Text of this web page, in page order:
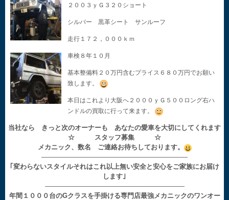
２００３ｙＧ３２０ショート
シルバー 黒革シート サンルーフ
走行１７２，０００ｋｍ
車検８年１０月
基本整備料２０万円含むプライス６８０万円でお願い
致します。
本日はこれより大阪へ２０００ｙＧ５００ロング右ハ
ンドルの買取に行って来ます。
当社なら きっと次のオーナーも あなたの愛車を大切にしてくれます
☆ スタッフ募集 ☆
メカニック、数名 ご連絡お待ちしております。
——————————————————————
｢変わらないスタイルそれはこれ以上無い安全と安心をご家族にお届け
します｣
—————————————————————
年間１０００台のGクラスを手掛ける専門店最強メカニックのワンオー